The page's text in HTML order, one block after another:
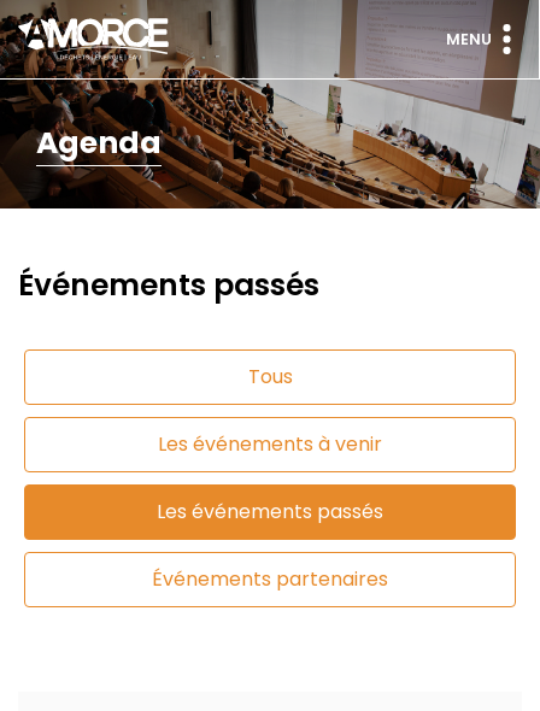
MENU
Agenda
Événements passés
Tous
Les événements à venir
Les événements passés
Événements partenaires